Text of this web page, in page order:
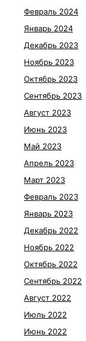
Февраль 2024
Январь 2024
Декабрь 2023
Ноябрь 2023
Октябрь 2023
Сентябрь 2023
Август 2023
Июнь 2023
Май 2023
Апрель 2023
Март 2023
Февраль 2023
Январь 2023
Декабрь 2022
Ноябрь 2022
Октябрь 2022
Сентябрь 2022
Август 2022
Июль 2022
Июнь 2022